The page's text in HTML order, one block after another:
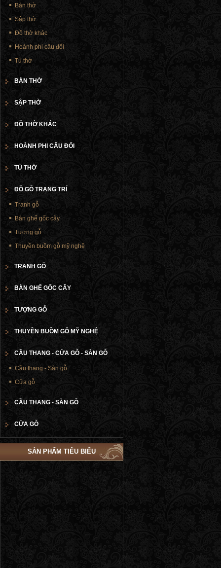
Bàn thờ
Sập thờ
Đồ thờ khác
Hoành phi câu đối
Tủ thờ
BÀN THỜ
SẬP THỜ
ĐỒ THỜ KHÁC
HOÀNH PHI CÂU ĐỐI
TỦ THỜ
ĐỒ GỖ TRANG TRÍ
Tranh gỗ
Bàn ghế gốc cây
Tượng gỗ
Thuyền buồm gỗ mỹ nghệ
TRANH GỖ
BÀN GHẾ GỐC CÂY
TƯỢNG GỖ
THUYỀN BUỒM GỖ MỸ NGHỆ
CẦU THANG - CỬA GỖ - SÀN GỖ
Cầu thang - Sàn gỗ
Cửa gỗ
CẦU THANG - SÀN GỖ
CỬA GỖ
SẢN PHẨM TIÊU BIỂU